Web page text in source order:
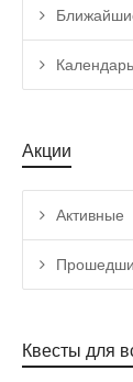
Календарь
Акции
Активные
Квесты для